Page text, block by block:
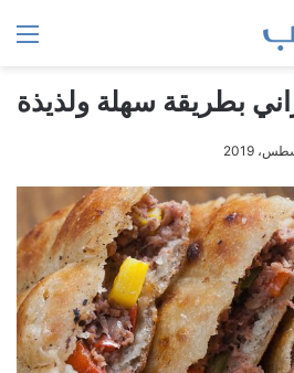
بطريقة سهلة ولذيذة